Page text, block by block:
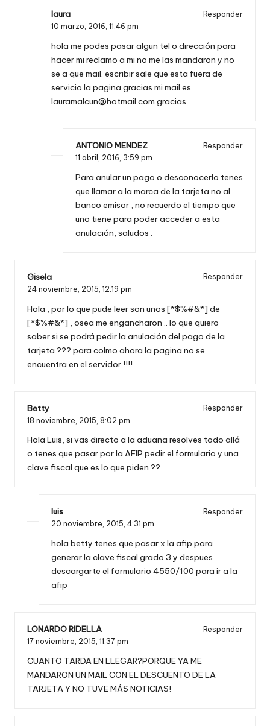
laura
Responder
10 marzo, 2016, 11:46 pm
hola me podes pasar algun tel o dirección para
hacer mi reclamo a mi no me las mandaron y no
se a que mail. escribir sale que esta fuera de
servicio la pagina gracias mi mail es
lauramalcun@hotmail.com gracias
ANTONIO MENDEZ
Responder
11 abril, 2016, 3:59 pm
Para anular un pago o desconocerlo tenes
que llamar a la marca de la tarjeta no al
banco emisor , no recuerdo el tiempo que
uno tiene para poder acceder a esta
anulación, saludos .
Gisela
Responder
24 noviembre, 2015, 12:19 pm
Hola , por lo que pude leer son unos [*$%#&*] de
[*$%#&*] , osea me engancharon .. lo que quiero
saber si se podrá pedir la anulación del pago de la
tarjeta ??? para colmo ahora la pagina no se
encuentra en el servidor !!!!
Betty
Responder
18 noviembre, 2015, 8:02 pm
Hola Luis, si vas directo a la aduana resolves todo allá
o tenes que pasar por la AFIP pedir el formulario y una
clave fiscal que es lo que piden ??
luis
Responder
20 noviembre, 2015, 4:31 pm
hola betty tenes que pasar x la afip para
generar la clave fiscal grado 3 y despues
descargarte el formulario 4550/100 para ir a la
afip
LONARDO RIDELLA
Responder
17 noviembre, 2015, 11:37 pm
CUANTO TARDA EN LLEGAR?PORQUE YA ME
MANDARON UN MAIL CON EL DESCUENTO DE LA
TARJETA Y NO TUVE MÁS NOTICIAS!